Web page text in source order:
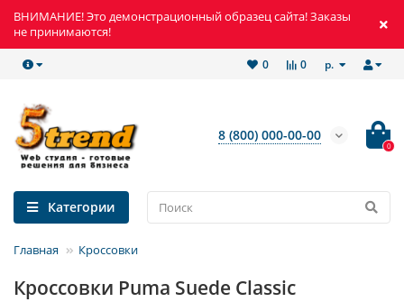
ВНИМАНИЕ! Это демонстрационный образец сайта! Заказы
не принимаются!
р.
0
0
8 (800) 000-00-00
0
Категории
Главная Кроссовки
Кроссовки Puma Suede Classic